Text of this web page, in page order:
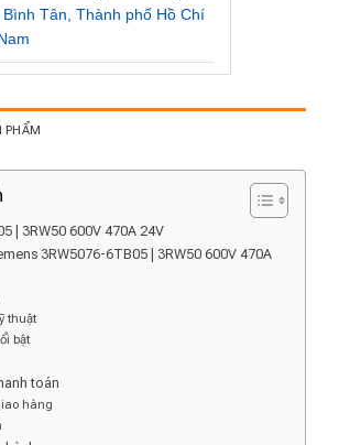
Bình Tân, Thành phố Hồ Chí
PHẨM
| 3RW50 600V 470A 24V
3RW5076-6TB05 | 3RW50 600V 470A
thuật
bật
toán
hàng